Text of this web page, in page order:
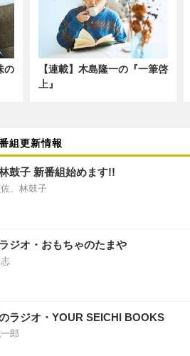
の
【連載】木島隆一の『一筆啓
上』
組更新情報
鼓子 新番組始めます!!
、林鼓子
ジオ・おもちゃのたまや
ラジオ・YOUR SEICHI BOOKS
郎